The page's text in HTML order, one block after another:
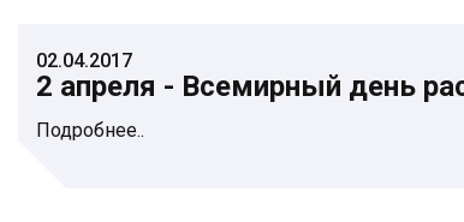
02.04.2017
2 апреля - Всемирный день
Подробнее..